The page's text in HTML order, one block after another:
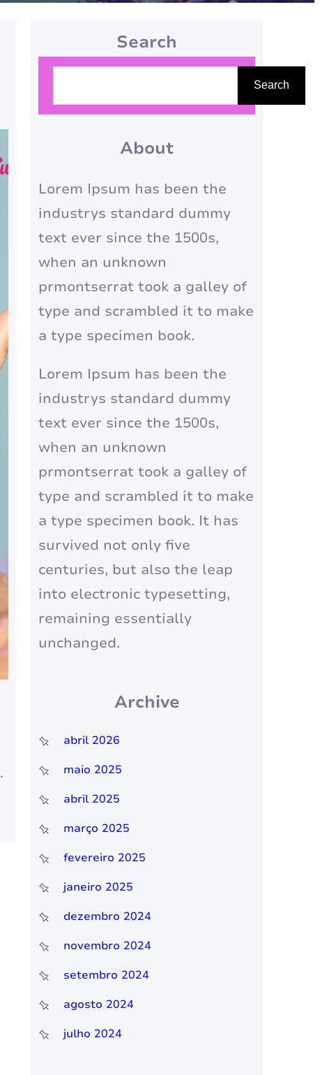
Search
s
i
s
a
r
Search
About
Lorem Ipsum has been the
industrys standard dummy
text ever since the 1500s,
when an unknown
prmontserrat took a galley of
type and scrambled it to make
a type specimen book.
Lorem Ipsum has been the
industrys standard dummy
text ever since the 1500s,
when an unknown
prmontserrat took a galley of
type and scrambled it to make
a type specimen book. It has
survived not only five
centuries, but also the leap
into electronic typesetting,
remaining essentially
unchanged.
Archive
abril 2026
maio 2025
abril 2025
março 2025
fevereiro 2025
janeiro 2025
dezembro 2024
novembro 2024
setembro 2024
agosto 2024
julho 2024